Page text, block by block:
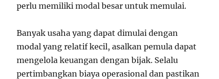
perlu memiliki modal besar untuk memulai.
Banyak usaha yang dapat dimulai dengan
modal yang relatif kecil, asalkan pemula dapat
mengelola keuangan dengan bijak. Selalu
pertimbangkan biaya operasional dan pastikan